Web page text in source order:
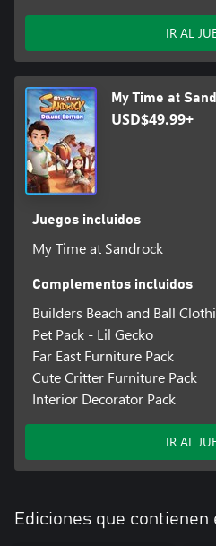
IR AL
My Time at
USD$49.99+
Juegos incluidos
My Time at Sandrock
Complementos incluidos
Builders Beach and Ball
Pet Pack - Lil Gecko
Far East Furniture Pack
Cute Critter Furniture Pack
Interior Decorator Pack
IR AL
Ediciones que